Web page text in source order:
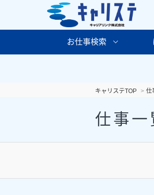
お仕事検索
キャリステTOP 仕
仕事一